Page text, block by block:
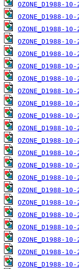
OZONE_D1988-10-
OZONE_D1988-10-
OZONE_D1988-10-
OZONE_D1988-10-
OZONE_D1988-10-
OZONE_D1988-10-
OZONE_D1988-10-
OZONE_D1988-10-
OZONE_D1988-10-
OZONE_D1988-10-
OZONE_D1988-10-
OZONE_D1988-10-
OZONE_D1988-10-
OZONE_D1988-10-
OZONE_D1988-10-
OZONE_D1988-10-
OZONE_D1988-10-
OZONE_D1988-10-
OZONE_D1988-10-
OZONE_D1988-10-
OZONE_D1988-10-
OZONE_D1988-10-